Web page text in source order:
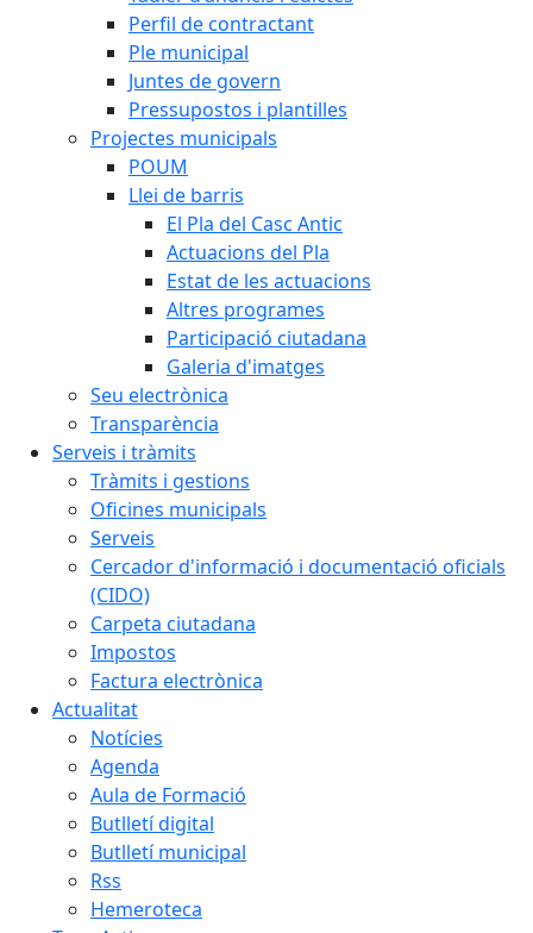
Perfil de contractant
Ple municipal
Juntes de govern
Pressupostos i plantilles
Projectes municipals
POUM
Llei de barris
El Pla del Casc Antic
Actuacions del Pla
Estat de les actuacions
Altres programes
Participació ciutadana
Galeria d'imatges
Seu electrònica
Transparència
Serveis i tràmits
Tràmits i gestions
Oficines municipals
Serveis
Cercador d'informació i documentació oficials
(CIDO)
Carpeta ciutadana
Impostos
Factura electrònica
Actualitat
Notícies
Agenda
Aula de Formació
Butlletí digital
Butlletí municipal
Rss
Hemeroteca